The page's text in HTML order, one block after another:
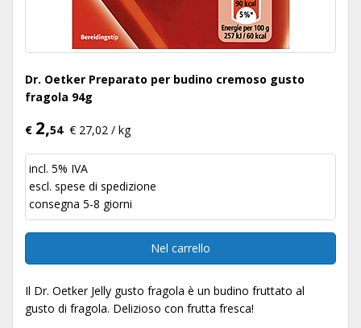
Dr. Oetker Preparato per budino cremoso gusto
fragola 94g
€ 2,54€ 27,02 / kg
incl. 5% IVA
escl. spese di spedizione
consegna 5-8 giorni
Nel carrello
Il Dr. Oetker Jelly gusto fragola è un budino fruttato al
gusto di fragola. Delizioso con frutta fresca!